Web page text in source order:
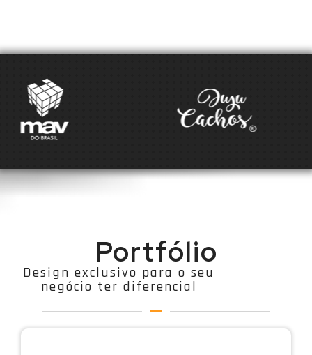
Portfólio
Design exclusivo para o seu
negócio ter diferencial